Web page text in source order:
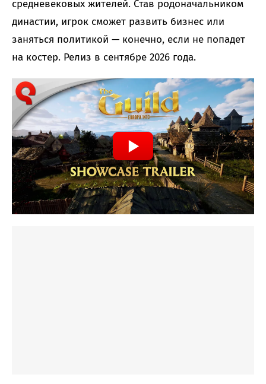
средневековых жителей. Став родоначальником
династии, игрок сможет развить бизнес или
заняться политикой — конечно, если не попадет
на костер. Релиз в сентябре 2026 года.